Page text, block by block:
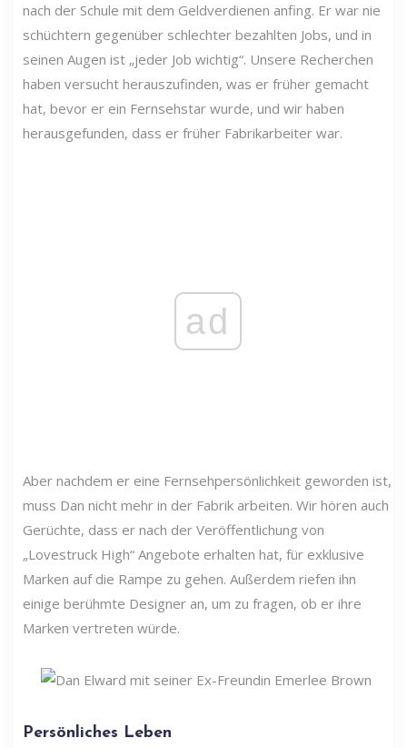
nach der Schule mit dem Geldverdienen anfing. Er war nie
schüchtern gegenüber schlechter bezahlten Jobs, und in
seinen Augen ist „jeder Job wichtig“. Unsere Recherchen
haben versucht herauszufinden, was er früher gemacht
hat, bevor er ein Fernsehstar wurde, und wir haben
herausgefunden, dass er früher Fabrikarbeiter war.
ad
Aber nachdem er eine Fernsehpersönlichkeit geworden ist,
muss Dan nicht mehr in der Fabrik arbeiten. Wir hören auch
Gerüchte, dass er nach der Veröffentlichung von
„Lovestruck High“ Angebote erhalten hat, für exklusive
Marken auf die Rampe zu gehen. Außerdem riefen ihn
einige berühmte Designer an, um zu fragen, ob er ihre
Marken vertreten würde.
Persönliches Leben